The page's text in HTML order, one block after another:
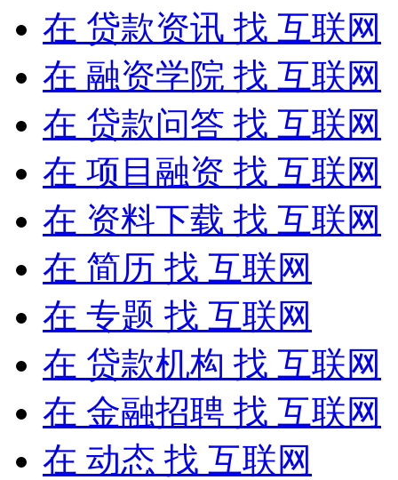
在 贷款资讯 找 互联网
在 融资学院 找 互联网
在 贷款问答 找 互联网
在 项目融资 找 互联网
在 资料下载 找 互联网
在 简历 找 互联网
在 专题 找 互联网
在 贷款机构 找 互联网
在 金融招聘 找 互联网
在 动态 找 互联网